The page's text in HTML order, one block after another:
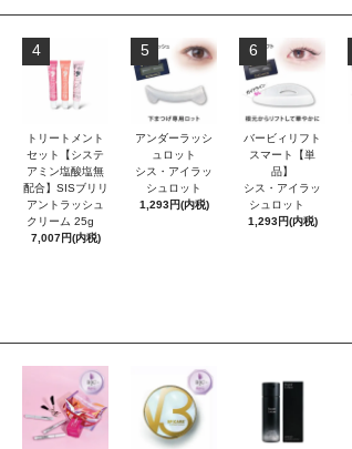
4
トリートメント
セット【システ
アミン塩酸塩無
配合】SISブリリ
アントラッシュ
クリーム 25g
7,007円(内税)
5
アンダーラッシ
ュロット
シス・アイラッ
シュロット
1,293円(内税)
6
バービィリフト
スマート【単
品】
シス・アイラッ
シュロット
1,293円(内税)